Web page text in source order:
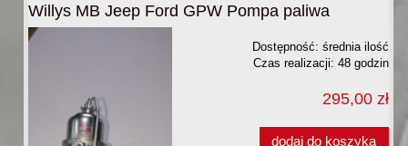
Willys MB Jeep Ford GPW Pompa paliwa
Dostępność: średnia ilość
Czas realizacji: 48 godzin
295,00 zł
dodaj do koszyka